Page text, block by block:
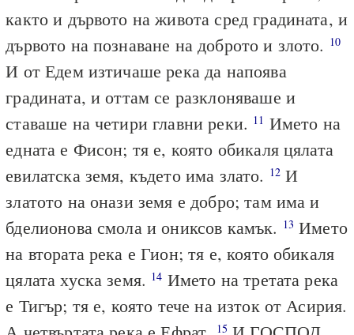
както и дървото на живота сред градината, и
дървото на познаване на доброто и злото. 10
И от Едем изтичаше река да напоява
градината, и оттам се разклоняваше и
ставаше на четири главни реки. 11 Името на
едната е Фисон; тя е, която обикаля цялата
евилатска земя, където има злато. 12 И
златото на онази земя е добро; там има и
бделионова смола и ониксов камък. 13 Името
на втората река е Гион; тя е, която обикаля
цялата хуска земя. 14 Името на третата река
е Тигър; тя е, която тече на изток от Асирия.
15